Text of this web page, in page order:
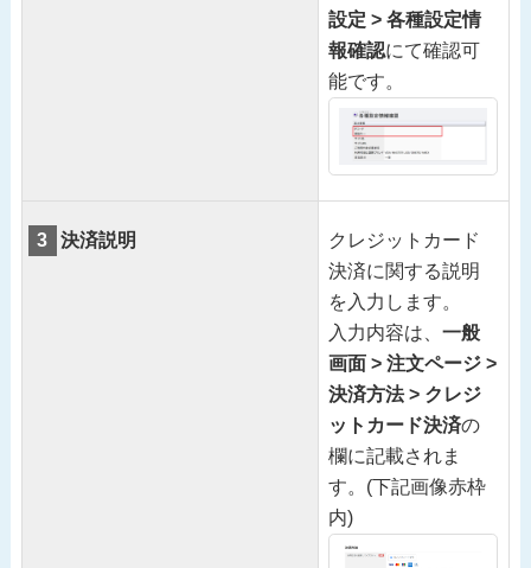
設定 > 各種設定情
報確認にて確認可
能です。
3 決済説明
クレジットカード
決済に関する説明
を入力します。
入力内容は、 一般
画面 > 注文ページ >
決済方法 > クレジ
ットカード決済の
欄に記載されま
す。(下記画像赤枠
内)